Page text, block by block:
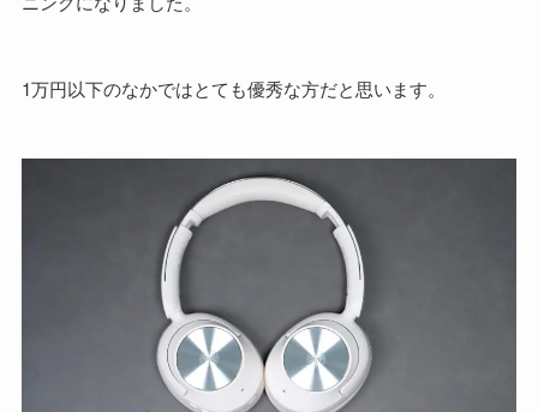
1万円以下のなかではとても優秀な方だと思います。